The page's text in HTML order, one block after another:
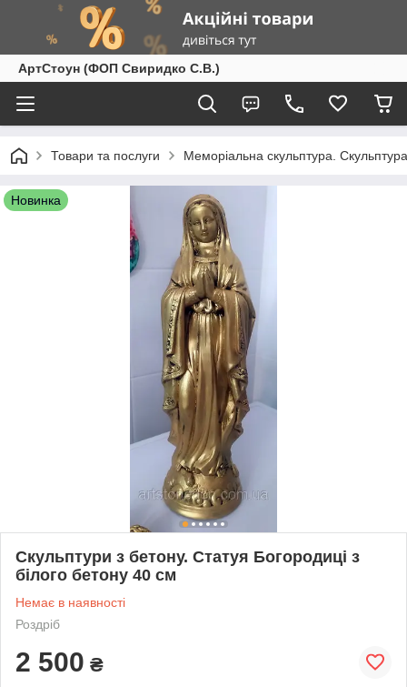
АртСтоун (ФОП Свиридко С.В.)
Товари та послуги Меморіальна скульптура.
Новинка
Скульптури з бетону. Статуя Богородиці з
білого бетону 40 см
Немає в наявності
Роздріб
2 500 ₴